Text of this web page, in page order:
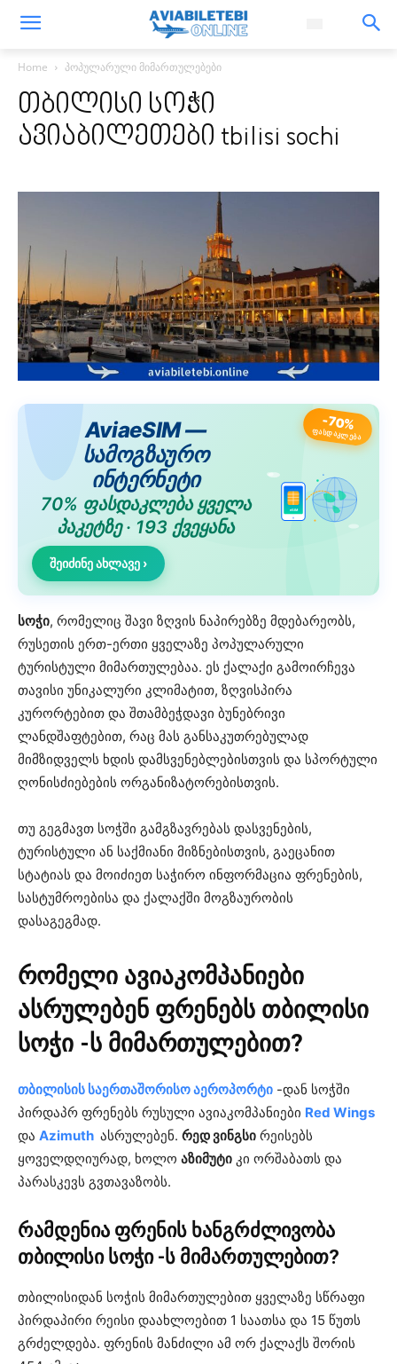
Home პოპულარული მიმართულებები
თბილისი სოჭი
ავიაბილეთები tbilisi sochi
-70%
ᲤᲐᲡᲓᲐᲙᲚᲔᲑᲐ
AviaeSIM —
სამოგზაურო
ინტერნეტი
70% ფასდაკლება ყველა
პაკეტზე · 193 ქვეყანა
შეიძინე ახლავე ›
eSIM
სოჭი, რომელიც შავი ზღვის ნაპირებზე მდებარეობს,
რუსეთის ერთ-ერთი ყველაზე პოპულარული
ტურისტული მიმართულებაა. ეს ქალაქი გამოირჩევა
თავისი უნიკალური კლიმატით, ზღვისპირა
კურორტებით და შთამბეჭდავი ბუნებრივი
ლანდშაფტებით, რაც მას განსაკუთრებულად
მიმზიდველს ხდის დამსვენებლებისთვის და სპორტული
ღონისძიებების ორგანიზატორებისთვის.
თუ გეგმავთ სოჭში გამგზავრებას დასვენების,
ტურისტული ან საქმიანი მიზნებისთვის, გაეცანით
სტატიას და მოიძიეთ საჭირო ინფორმაცია ფრენების,
სასტუმროებისა და ქალაქში მოგზაურობის
დასაგეგმად.
რომელი ავიაკომპანიები
ასრულებენ ფრენებს თბილისი
სოჭი -ს მიმართულებით?
თბილისის საერთაშორისო აეროპორტი -დან სოჭში
პირდაპრ ფრენებს რუსული ავიაკომპანიები Red Wings
და Azimuth ასრულებენ. რედ ვინგსი რეისებს
ყოველდღიურად, ხოლო აზიმუტი კი ორშაბათს და
პარასკევს გვთავაზობს.
რამდენია ფრენის ხანგრძლივობა
თბილისი სოჭი -ს მიმართულებით?
თბილისიდან სოჭის მიმართულებით ყველაზე სწრაფი
პირდაპირი რეისი დაახლოებით 1 საათსა და 15 წუთს
გრძელდება. ფრენის მანძილი ამ ორ ქალაქს შორის